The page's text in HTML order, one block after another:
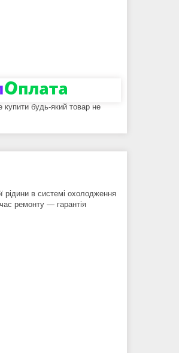
купити будь-який товар не
рідини в системі охолодження
ремонту — гарантія